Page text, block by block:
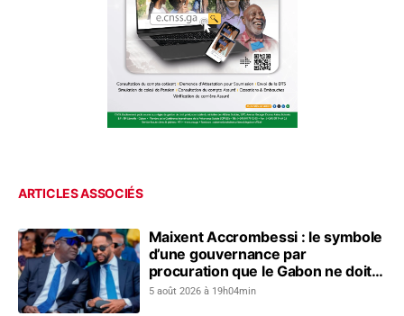
ARTICLES ASSOCIÉS
Maixent Accrombessi : le symbole
d’une gouvernance par
procuration que le Gabon ne doit
plus revivre
5 août 2026 à 19h04min